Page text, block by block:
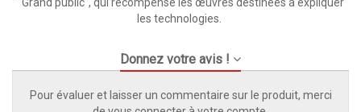
"Grand public", qui récompense les œuvres destinées à expliquer
les technologies.
Donnez votre avis !
Pour évaluer et laisser un commentaire sur le produit, merci